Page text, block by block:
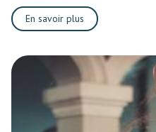
En savoir plus